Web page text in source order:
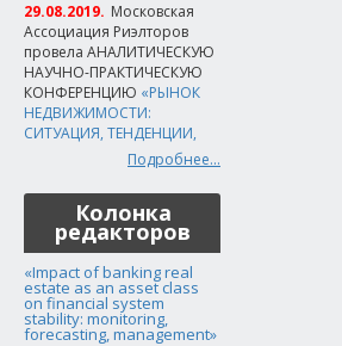
29.08.2019. Московская
Ассоциация Риэлторов
провела АНАЛИТИЧЕСКУЮ
НАУЧНО-ПРАКТИЧЕСКУЮ
КОНФЕРЕНЦИЮ «РЫНОК
НЕДВИЖИМОСТИ:
СИТУАЦИЯ, ТЕНДЕНЦИИ,
Подробнее...
Колонка
редакторов
«Impact of banking real
estate as an asset class
on financial system
stability: monitoring,
forecasting, management»